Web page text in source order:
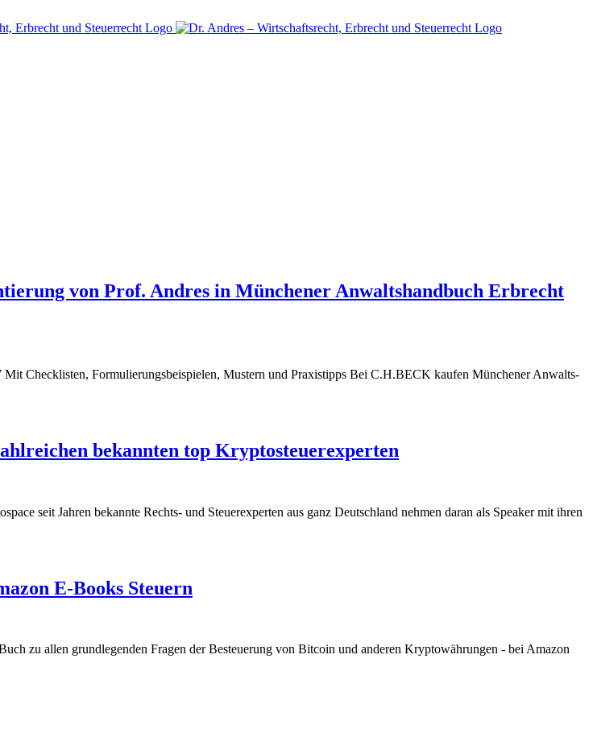
von Prof. Andres in Münchener Anwaltshandbuch Erbrecht
Checklisten, Formulier­ungs­bei­spielen, Mustern und Praxistipps Bei C.H.BECK kaufen Münchener Anwalts­
bekannten top Kryptosteuerexperten
seit Jahren bekannte Rechts- und Steuerexperten aus ganz Deutschland nehmen daran als Speaker mit ihren
E-Books Steuern
zu allen grundlegenden Fragen der Besteuerung von Bitcoin und anderen Kryptowährungen - bei Amazon